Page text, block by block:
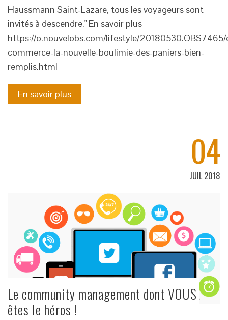
Haussmann Saint-Lazare, tous les voyageurs sont
invités à descendre." En savoir plus
https://o.nouvelobs.com/lifestyle/20180530.OBS7465/
commerce-la-nouvelle-boulimie-des-paniers-bien-
remplis.html
En savoir plus
04
JUIL 2018
Le community management dont VOUS
êtes le héros !